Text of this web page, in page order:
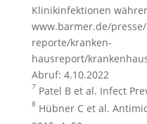
Klinikinfektionen
www.barmer.de/
reporte/kranken-
hausreport/
Abruf: 4.10.2022
7 Patel B et al. Infect
8 Hübner C et al.